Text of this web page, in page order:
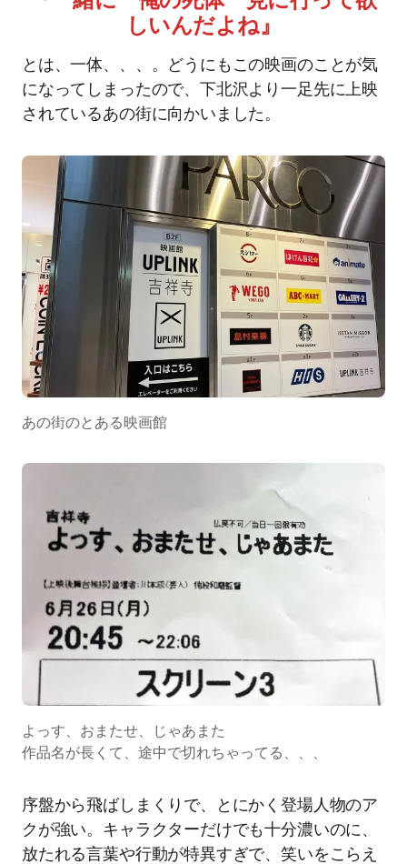
しいんだよね』
とは、一体、、、。どうにもこの映画のことが気
になってしまったので、下北沢より一足先に上映
されているあの街に向かいました。
あの街のとある映画館
よっす、おまたせ、じゃあまた
作品名が長くて、途中で切れちゃってる、、、
序盤から飛ばしまくりで、とにかく登場人物のア
クが強い。キャラクターだけでも十分濃いのに、
放たれる言葉や行動が特異すぎで、笑いをこらえ